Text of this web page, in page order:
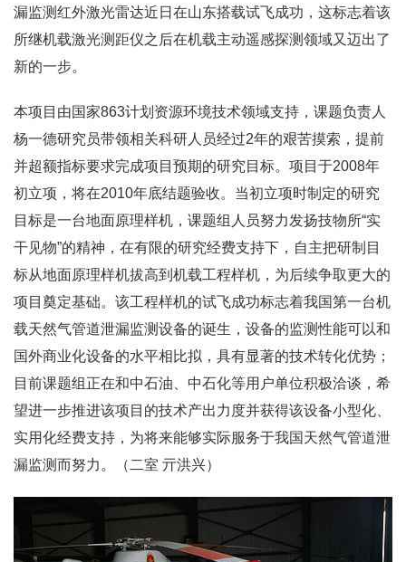
漏监测红外激光雷达近日在山东搭载试飞成功，这标志着该
所继机载激光测距仪之后在机载主动遥感探测领域又迈出了
新的一步。
本项目由国家863计划资源环境技术领域支持，课题负责人
杨一德研究员带领相关科研人员经过2年的艰苦摸索，提前
并超额指标要求完成项目预期的研究目标。项目于2008年
初立项，将在2010年底结题验收。当初立项时制定的研究
目标是一台地面原理样机，课题组人员努力发扬技物所“实
干见物”的精神，在有限的研究经费支持下，自主把研制目
标从地面原理样机拔高到机载工程样机，为后续争取更大的
项目奠定基础。该工程样机的试飞成功标志着我国第一台机
载天然气管道泄漏监测设备的诞生，设备的监测性能可以和
国外商业化设备的水平相比拟，具有显著的技术转化优势；
目前课题组正在和中石油、中石化等用户单位积极洽谈，希
望进一步推进该项目的技术产出力度并获得该设备小型化、
实用化经费支持，为将来能够实际服务于我国天然气管道泄
漏监测而努力。（二室 亓洪兴）